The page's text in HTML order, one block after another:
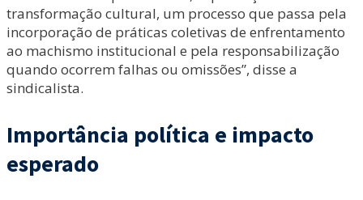
transformação cultural, um processo que passa pela
incorporação de práticas coletivas de enfrentamento
ao machismo institucional e pela responsabilização
quando ocorrem falhas ou omissões”, disse a
sindicalista.
Importância política e impacto
esperado